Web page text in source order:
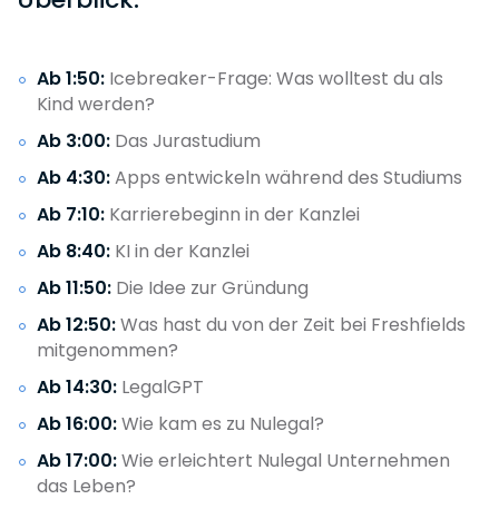
Ab 1:50: Icebreaker-Frage: Was wolltest du als
Kind werden?
Ab 3:00: Das Jurastudium
Ab 4:30:Apps entwickeln während des Studiums
Ab 7:10: Karrierebeginn in der Kanzlei
Ab 8:40: KI in der Kanzlei
Ab 11:50: Die Idee zur Gründung
Ab 12:50:Was hast du von der Zeit bei Freshfields
mitgenommen?
Ab 14:30: LegalGPT
Ab 16:00:Wie kam es zu Nulegal?
Ab 17:00:Wie erleichtert Nulegal Unternehmen
das Leben?